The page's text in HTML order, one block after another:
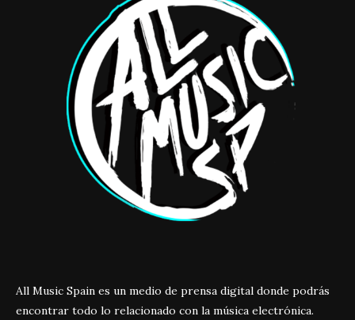
All Music Spain es un medio de prensa digital donde podrás
encontrar todo lo relacionado con la música electrónica.